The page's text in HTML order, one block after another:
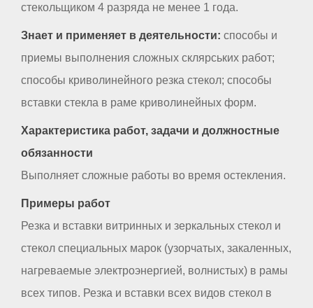
стекольщиком 4 разряда не менее 1 года.
Знает и применяет в деятельности: способы и
приемы выполнения сложных склярських работ;
способы криволинейного резка стекол; способы
вставки стекла в раме криволинейных форм.
Характеристика работ, задачи и должностные
обязанности
Выполняет сложные работы во время остекления.
Примеры работ
Резка и вставки витринных и зеркальных стекол и
стекол специальных марок (узорчатых, закаленных,
нагреваемые электроэнергией, волнистых) в рамы
всех типов. Резка и вставки всех видов стекол в